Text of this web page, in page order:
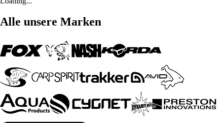
Alle unsere Marken